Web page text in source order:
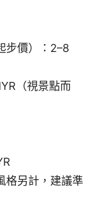
步價）：2–8
（視景點而
格另計，建議準